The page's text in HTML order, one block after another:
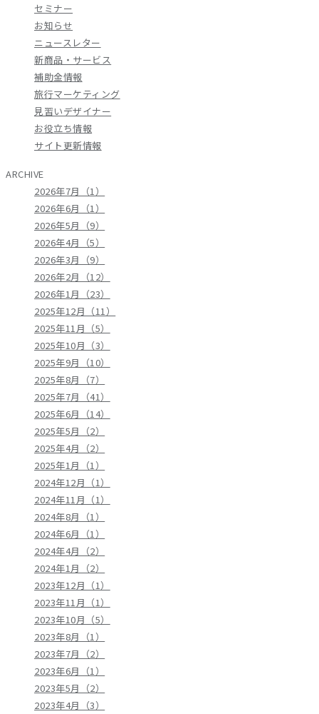
セミナー
お知らせ
ニュースレター
新商品・サービス
補助金情報
旅行マーケティング
見習いデザイナー
お役立ち情報
サイト更新情報
ARCHIVE
2026年7月（1）
2026年6月（1）
2026年5月（9）
2026年4月（5）
2026年3月（9）
2026年2月（12）
2026年1月（23）
2025年12月（11）
2025年11月（5）
2025年10月（3）
2025年9月（10）
2025年8月（7）
2025年7月（41）
2025年6月（14）
2025年5月（2）
2025年4月（2）
2025年1月（1）
2024年12月（1）
2024年11月（1）
2024年8月（1）
2024年6月（1）
2024年4月（2）
2024年1月（2）
2023年12月（1）
2023年11月（1）
2023年10月（5）
2023年8月（1）
2023年7月（2）
2023年6月（1）
2023年5月（2）
2023年4月（3）